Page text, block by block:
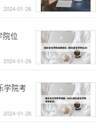
2024-01-26
院位
2024-01-26
学院考
2024-01-26